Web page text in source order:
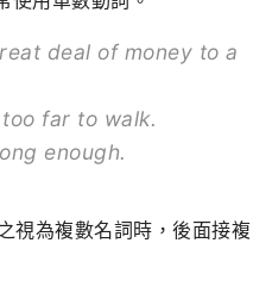
deal of money to a
far to walk.
enough.
視為複數名詞時，後面接複